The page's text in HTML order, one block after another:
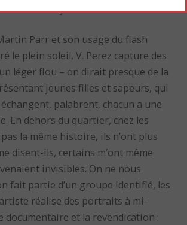
sur leurs journées ».
Parr et son usage du flash
le plein soleil, V. Perez capture des
léger flou – on dirait presque de la
jeunes filles et sapeurs, qui
palabrent, chacun a une
En dehors du quartier, chez les
pas la même histoire, ils n’ont plus
disent-ils, certains m’ont même
invisibles. On ne nous
fait partie d’un groupe identifié, les
réalise des portraits à mi-
documentaire et la revendication :